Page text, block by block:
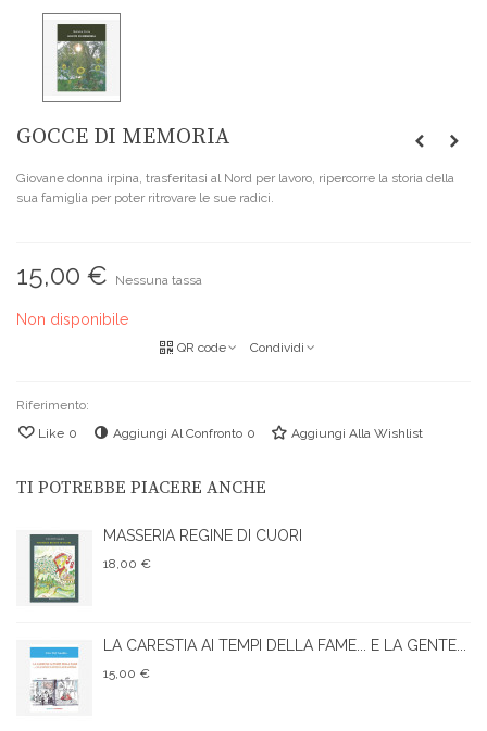
GOCCE DI MEMORIA
Giovane donna irpina, trasferitasi al Nord per lavoro, ripercorre la storia della
sua famiglia per poter ritrovare le sue radici.
15,00 € Nessuna tassa
Non disponibile
QR code Condividi
Riferimento:
Like 0 Aggiungi Al Confronto 0 Aggiungi Alla Wishlist
TI POTREBBE PIACERE ANCHE
MASSERIA REGINE DI CUORI
18,00 €
LA CARESTIA AI TEMPI DELLA FAME... E LA GENTE...
15,00 €